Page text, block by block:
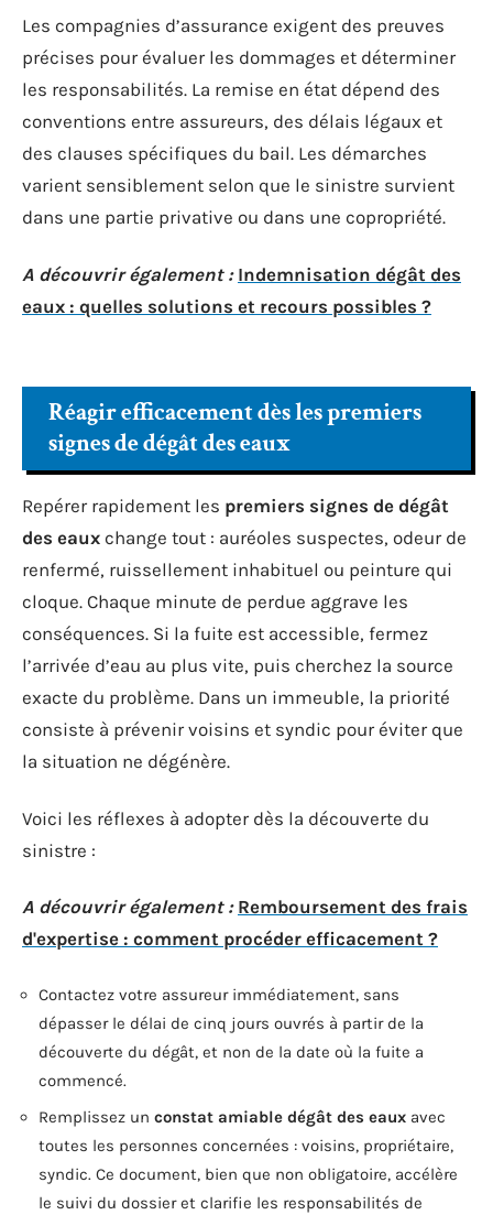
Les compagnies d’assurance exigent des preuves
précises pour évaluer les dommages et déterminer
les responsabilités. La remise en état dépend des
conventions entre assureurs, des délais légaux et
des clauses spécifiques du bail. Les démarches
varient sensiblement selon que le sinistre survient
dans une partie privative ou dans une copropriété.
A découvrir également : Indemnisation dégât des
eaux : quelles solutions et recours possibles ?
Réagir efficacement dès les premiers
signes de dégât des eaux
Repérer rapidement les premiers signes de dégât
des eaux change tout : auréoles suspectes, odeur de
renfermé, ruissellement inhabituel ou peinture qui
cloque. Chaque minute de perdue aggrave les
conséquences. Si la fuite est accessible, fermez
l’arrivée d’eau au plus vite, puis cherchez la source
exacte du problème. Dans un immeuble, la priorité
consiste à prévenir voisins et syndic pour éviter que
la situation ne dégénère.
Voici les réflexes à adopter dès la découverte du
sinistre :
A découvrir également : Remboursement des frais
d'expertise : comment procéder efficacement ?
Contactez votre assureur immédiatement, sans
dépasser le délai de cinq jours ouvrés à partir de la
découverte du dégât, et non de la date où la fuite a
commencé.
Remplissez un constat amiable dégât des eaux avec
toutes les personnes concernées : voisins, propriétaire,
syndic. Ce document, bien que non obligatoire, accélère
le suivi du dossier et clarifie les responsabilités de